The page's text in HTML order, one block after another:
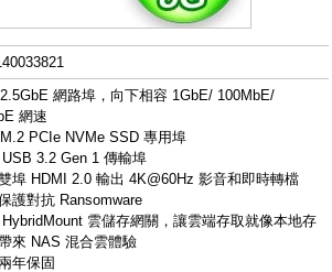
網路埠，向下相容 1GbE/ 100MbE/
網速
PCIe NVMe SSD 專用埠
3.2 Gen 1 傳輸埠
埠 HDMI 2.0 輸出 4K@60Hz 影音和即時轉檔
護對抗 Ransomware
雲儲存網關，讓雲端存取就像本地存
來 NAS 混合雲體驗
年保固